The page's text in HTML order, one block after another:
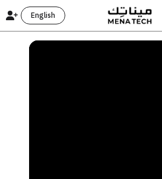
English